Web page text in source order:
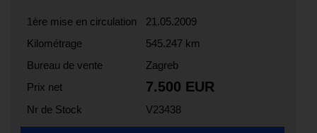
1ère mise en circulation
21.05.2009
Kilométrage
545.247 km
Bureau de vente
Zagreb
Prix net
7.500 EUR
Nr de Stock V23438